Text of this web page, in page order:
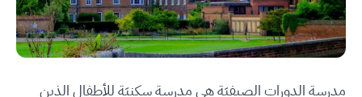
مدرسة الدورات الصيفيَة هي مدرسة سكنيَة للأطفال الذين